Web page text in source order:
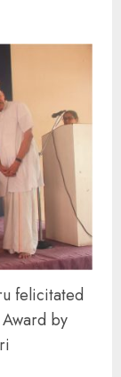
felicitated
by